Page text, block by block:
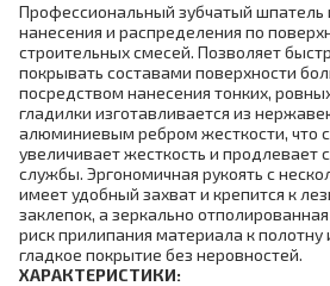
Профессиональный зубчатый шпатель
нанесения и распределения по
строительных смесей. Позволяет
покрывать составами поверхности
посредством нанесения тонких,
гладилки изготавливается из
алюминиевым ребром жесткости, что
увеличивает жесткость и продлевает
службы. Эргономичная рукоять с
имеет удобный захват и крепится к
заклепок, а зеркально
риск прилипания материала к полотну
гладкое покрытие без неровностей.
ХАРАКТЕРИСТИКИ: